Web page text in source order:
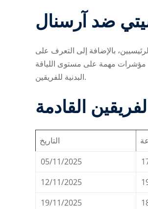
ضد آرسنال
بالإضافة إلى التعرف على
مؤشرات مهمة على مستوى اللياقة
البدنية للفريقين.
القادمة
التاريخ
05/11/2025
12/11/2025
19/11/2025